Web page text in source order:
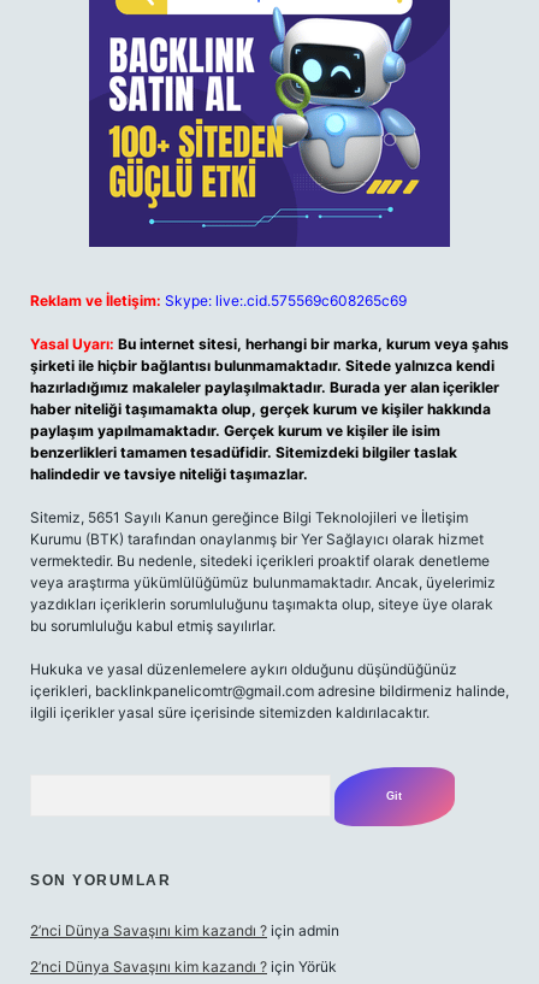
Reklam ve İletişim: Skype: live:.cid.575569c608265c69
Yasal Uyarı: Bu internet sitesi, herhangi bir marka, kurum veya şahıs
şirketi ile hiçbir bağlantısı bulunmamaktadır. Sitede yalnızca kendi
hazırladığımız makaleler paylaşılmaktadır. Burada yer alan içerikler
haber niteliği taşımamakta olup, gerçek kurum ve kişiler hakkında
paylaşım yapılmamaktadır. Gerçek kurum ve kişiler ile isim
benzerlikleri tamamen tesadüfidir. Sitemizdeki bilgiler taslak
halindedir ve tavsiye niteliği taşımazlar.
Sitemiz, 5651 Sayılı Kanun gereğince Bilgi Teknolojileri ve İletişim
Kurumu (BTK) tarafından onaylanmış bir Yer Sağlayıcı olarak hizmet
vermektedir. Bu nedenle, sitedeki içerikleri proaktif olarak denetleme
veya araştırma yükümlülüğümüz bulunmamaktadır. Ancak, üyelerimiz
yazdıkları içeriklerin sorumluluğunu taşımakta olup, siteye üye olarak
bu sorumluluğu kabul etmiş sayılırlar.
Hukuka ve yasal düzenlemelere aykırı olduğunu düşündüğünüz
içerikleri, backlinkpanelicomtr@gmail.com adresine bildirmeniz halinde,
ilgili içerikler yasal süre içerisinde sitemizden kaldırılacaktır.
SON YORUMLAR
2’nci Dünya Savaşını kim kazandı ? için admin
2’nci Dünya Savaşını kim kazandı ? için Yörük